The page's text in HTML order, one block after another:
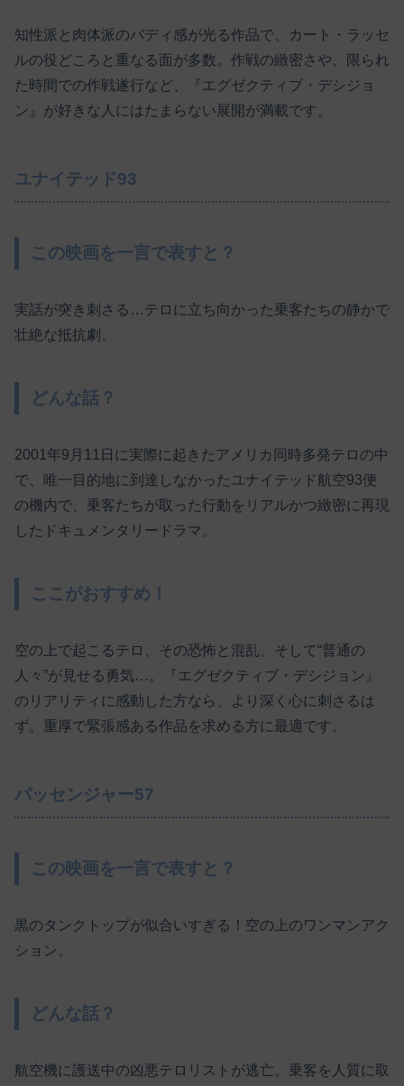
知性派と肉体派のバディ感が光る作品で、カート・ラッセ
ルの役どころと重なる面が多数。作戦の緻密さや、限られ
た時間での作戦遂行など、『エグゼクティブ・デシジョ
ン』が好きな人にはたまらない展開が満載です。
ユナイテッド93
この映画を一言で表すと？
実話が突き刺さる…テロに立ち向かった乗客たちの静かで
壮絶な抵抗劇。
どんな話？
2001年9月11日に実際に起きたアメリカ同時多発テロの中
で、唯一目的地に到達しなかったユナイテッド航空93便
の機内で、乗客たちが取った行動をリアルかつ緻密に再現
したドキュメンタリードラマ。
ここがおすすめ！
空の上で起こるテロ、その恐怖と混乱、そして“普通の
人々”が見せる勇気…。『エグゼクティブ・デシジョン』
のリアリティに感動した方なら、より深く心に刺さるは
ず。重厚で緊張感ある作品を求める方に最適です。
パッセンジャー57
この映画を一言で表すと？
黒のタンクトップが似合いすぎる！空の上のワンマンアク
ション。
どんな話？
航空機に護送中の凶悪テロリストが逃亡。乗客を人質に取